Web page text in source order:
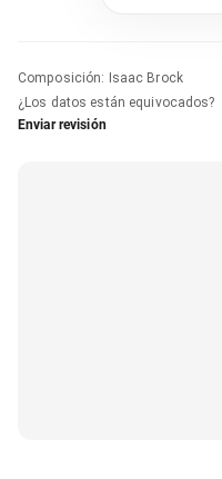
Composición: Isaac Brock
¿Los datos están equivocados?
Enviar revisión